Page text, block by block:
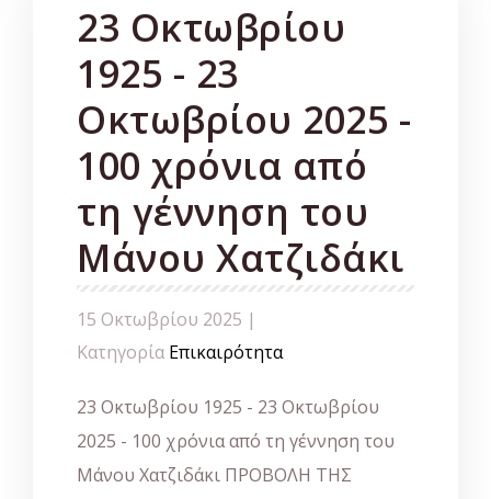
23 Οκτωβρίου
1925 - 23
Οκτωβρίου 2025 -
100 χρόνια από
τη γέννηση του
Μάνου Χατζιδάκι
15 Οκτωβρίου 2025 |
Κατηγορία Επικαιρότητα
23 Οκτωβρίου 1925 - 23 Οκτωβρίου
2025 - 100 χρόνια από τη γέννηση του
Μάνου Χατζιδάκι ΠΡΟΒΟΛΗ ΤΗΣ